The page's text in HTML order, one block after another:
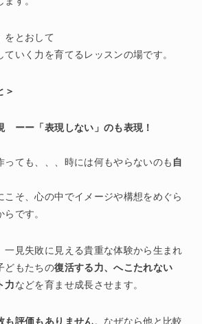
をとおして
ていく力を育てるレッスンの場です。
＞
ーー「表現しない」のも表現！
っても、、、時には何もやらないのも 自
こそ、心の中でイメージや構想をめぐら
です。
見失敗に見える貴重な体験から生まれ
どもたちの復活する力、へこたれない
力などを育ませ成長させます。
も評価もありません。なぜなら他と比較